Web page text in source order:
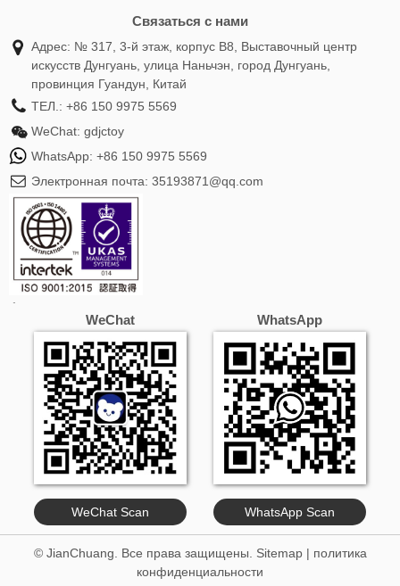
Связаться с нами
Адрес: № 317, 3-й этаж, корпус B8, Выставочный центр
искусств Дунгуань, улица Наньчэн, город Дунгуань,
провинция Гуандун, Китай
ТЕЛ.: +86 150 9975 5569
WeChat: gdjctoy
WhatsApp: +86 150 9975 5569
Электронная почта: 35193871@qq.com
WeChat
WeChat Scan
WhatsApp
WhatsApp Scan
© JianChuang. Все права защищены. Sitemap| политика
конфиденциальности